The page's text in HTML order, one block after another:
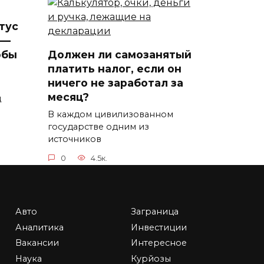
—
Должен ли самозанятый
платить налог, если он
ничего не заработал за
месяц?
В каждом цивилизованном
государстве одним из
источников
0 4.5к.
Британские Виргинские
компании и Substance
Авто
Аналитика
Вакансии
Наука
Заграница
Инвестиции
Интересное
Курйозы